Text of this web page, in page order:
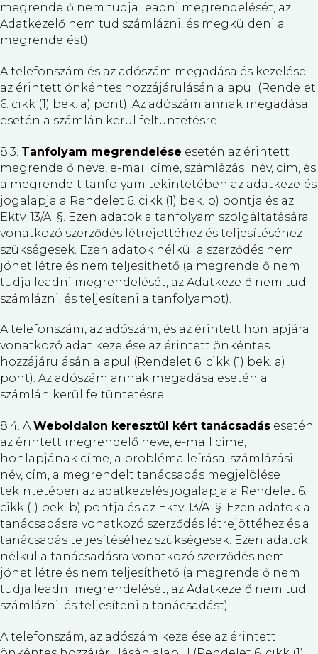
megrendelő nem tudja leadni megrendelését, az
Adatkezelő nem tud számlázni, és megküldeni a
megrendelést).
A telefonszám és az adószám megadása és kezelése
az érintett önkéntes hozzájárulásán alapul (Rendelet
6. cikk (1) bek. a) pont). Az adószám annak megadása
esetén a számlán kerül feltüntetésre.
8.3. Tanfolyam megrendelése esetén az érintett
megrendelő neve, e-mail címe, számlázási név, cím, és
a megrendelt tanfolyam tekintetében az adatkezelés
jogalapja a Rendelet 6. cikk (1) bek. b) pontja és az
Ektv. 13/A. §. Ezen adatok a tanfolyam szolgáltatására
vonatkozó szerződés létrejöttéhez és teljesítéséhez
szükségesek. Ezen adatok nélkül a szerződés nem
jöhet létre és nem teljesíthető (a megrendelő nem
tudja leadni megrendelését, az Adatkezelő nem tud
számlázni, és teljesíteni a tanfolyamot).
A telefonszám, az adószám, és az érintett honlapjára
vonatkozó adat kezelése az érintett önkéntes
hozzájárulásán alapul (Rendelet 6. cikk (1) bek. a)
pont). Az adószám annak megadása esetén a
számlán kerül feltüntetésre.
8.4. A Weboldalon keresztül kért tanácsadás esetén
az érintett megrendelő neve, e-mail címe,
honlapjának címe, a probléma leírása, számlázási
név, cím, a megrendelt tanácsadás megjelölése
tekintetében az adatkezelés jogalapja a Rendelet 6.
cikk (1) bek. b) pontja és az Ektv. 13/A. §. Ezen adatok a
tanácsadásra vonatkozó szerződés létrejöttéhez és a
tanácsadás teljesítéséhez szükségesek. Ezen adatok
nélkül a tanácsadásra vonatkozó szerződés nem
jöhet létre és nem teljesíthető (a megrendelő nem
tudja leadni megrendelését, az Adatkezelő nem tud
számlázni, és teljesíteni a tanácsadást).
A telefonszám, az adószám kezelése az érintett